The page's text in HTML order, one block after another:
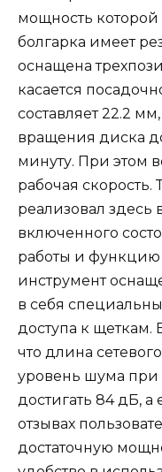
мощность которой
болгарка имеет
оснащена
касается
составляет 22.2
вращения диска
минуту. При этом
рабочая
реализовал
включенного
работы и функцию
инструмент
в себя
доступа к щеткам.
что длина
уровень шума при
достигать 84 дБ, а
отзывах
достаточную